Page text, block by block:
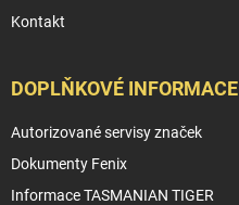
Kontakt
DOPLŇKOVÉ INFORMACE
Autorizované servisy značek
Dokumenty Fenix
Informace TASMANIAN TIGER